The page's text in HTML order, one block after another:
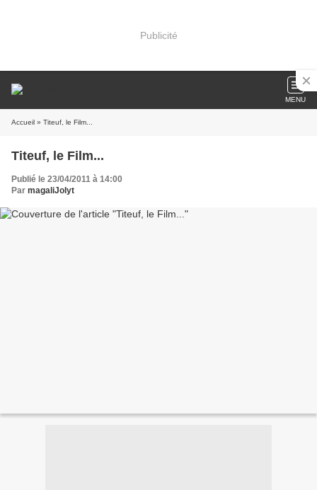
Publicité
MENU
Accueil » Titeuf, le Film...
Titeuf, le Film...
Publié le 23/04/2011 à 14:00
Par magaliJolyt